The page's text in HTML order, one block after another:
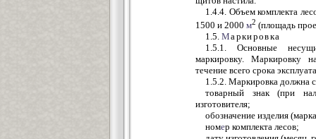
1.4.4. Объем комплекта
1500 и 2000 м2 (площадь
1.5. Маркировка
1.5.1. Основные
маркировку. Маркировку
течение всего срока
1.5.2. Маркировка должна
товарный знак (при
изготовителя;
обозначение изделия
номер комплекта лесов;